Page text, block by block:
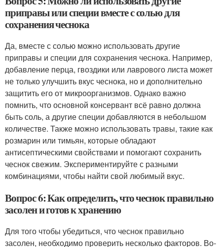
приправы или специи вместе с солью для
сохранения чеснока
Да, вместе с солью можно использовать другие
приправы и специи для сохранения чеснока. Например,
добавление перца, гвоздики или лаврового листа может
не только улучшить вкус чеснока, но и дополнительно
защитить его от микроорганизмов. Однако важно
помнить, что основной консервант всё равно должна
быть соль, а другие специи добавляются в небольшом
количестве. Также можно использовать травы, такие как
розмарин или тимьян, которые обладают
антисептическими свойствами и помогают сохранить
чеснок свежим. Экспериментируйте с разными
комбинациями, чтобы найти свой любимый вкус.
Вопрос 6: Как определить, что чеснок правильно
засолен и готов к хранению
Для того чтобы убедиться, что чеснок правильно
засолен, необходимо проверить несколько факторов. Во-